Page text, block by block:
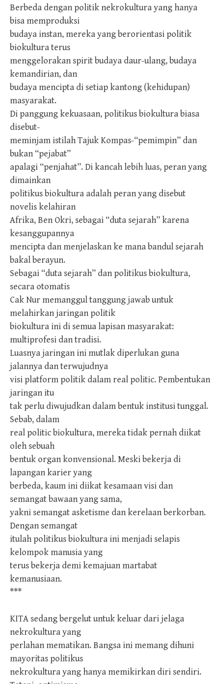
Berbeda dengan politik nekrokultura yang hanya
bisa memproduksi
budaya instan, mereka yang berorientasi politik
biokultura terus
menggelorakan spirit budaya daur-ulang, budaya
kemandirian, dan
budaya mencipta di setiap kantong (kehidupan)
masyarakat.
Di panggung kekuasaan, politikus biokultura biasa
disebut-
meminjam istilah Tajuk Kompas-“pemimpin” dan
bukan “pejabat”
apalagi “penjahat”. Di kancah lebih luas, peran yang
dimainkan
politikus biokultura adalah peran yang disebut
novelis kelahiran
Afrika, Ben Okri, sebagai “duta sejarah” karena
kesanggupannya
mencipta dan menjelaskan ke mana bandul sejarah
bakal berayun.
Sebagai “duta sejarah” dan politikus biokultura,
secara otomatis
Cak Nur memanggul tanggung jawab untuk
melahirkan jaringan politik
biokultura ini di semua lapisan masyarakat:
multiprofesi dan tradisi.
Luasnya jaringan ini mutlak diperlukan guna
jalannya dan terwujudnya
visi platform politik dalam real politic. Pembentukan
jaringan itu
tak perlu diwujudkan dalam bentuk institusi tunggal.
Sebab, dalam
real politic biokultura, mereka tidak pernah diikat
oleh sebuah
bentuk organ konvensional. Meski bekerja di
lapangan karier yang
berbeda, kaum ini diikat kesamaan visi dan
semangat bawaan yang sama,
yakni semangat asketisme dan kerelaan berkorban.
Dengan semangat
itulah politikus biokultura ini menjadi selapis
kelompok manusia yang
terus bekerja demi kemajuan martabat
kemanusiaan.
***
KITA sedang bergelut untuk keluar dari jelaga
nekrokultura yang
perlahan mematikan. Bangsa ini memang dihuni
mayoritas politikus
nekrokultura yang hanya memikirkan diri sendiri.